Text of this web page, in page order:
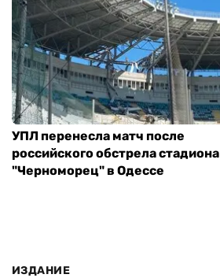
УПЛ перенесла матч после
российского обстрела стадиона
"Черноморец" в Одессе
ИЗДАНИЕ